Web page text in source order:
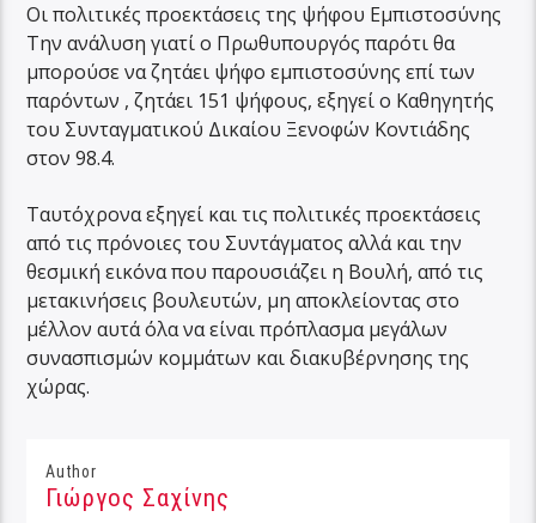
Οι πολιτικές προεκτάσεις της ψήφου Εμπιστοσύνης
Την ανάλυση γιατί ο Πρωθυπουργός παρότι θα
μπορούσε να ζητάει ψήφο εμπιστοσύνης επί των
παρόντων , ζητάει 151 ψήφους, εξηγεί ο Καθηγητής
του Συνταγματικού Δικαίου Ξενοφών Κοντιάδης
στον 98.4.
Ταυτόχρονα εξηγεί και τις πολιτικές προεκτάσεις
από τις πρόνοιες του Συντάγματος αλλά και την
θεσμική εικόνα που παρουσιάζει η Βουλή, από τις
μετακινήσεις βουλευτών, μη αποκλείοντας στο
μέλλον αυτά όλα να είναι πρόπλασμα μεγάλων
συνασπισμών κομμάτων και διακυβέρνησης της
χώρας.
Author
Γιώργος Σαχίνης